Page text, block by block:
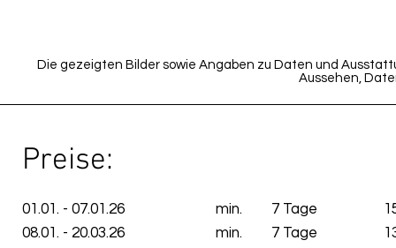
Die gezeigten Bilder sowie Angaben zu Daten und
Aussehen,
Preise:
01.01. - 07.01.26
08.01. - 20.03.26
min.
min.
7 Tage
7 Tage